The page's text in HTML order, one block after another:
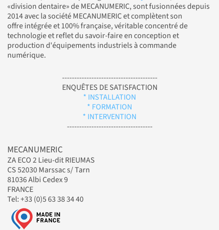
«division dentaire» de MECANUMERIC, sont fusionnées depuis
2014 avec la société MECANUMERIC et complètent son
offre intégrée et 100% française, véritable concentré de
technologie et reflet du savoir-faire en conception et
production d'équipements industriels à commande
numérique.
---------------------------------------
ENQUÊTES DE SATISFACTION
* INSTALLATION
* FORMATION
* INTERVENTION
-----------------------------------
MECANUMERIC
ZA ECO 2 Lieu-dit RIEUMAS
CS 52030 Marssac s/ Tarn
81036 Albi Cedex 9
FRANCE
Tel: +33 (0)5 63 38 34 40